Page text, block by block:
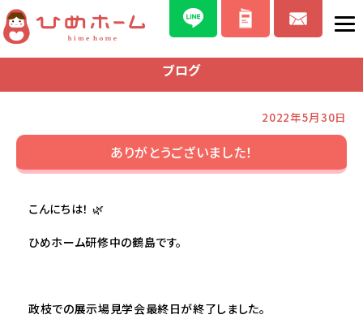
ブログ
2022年5月30日
ありがとうございました！
こんにちは！ 🌿
ひめホーム研修中の鶴島です。
政枝での展示場見学会最終日が終了しました。